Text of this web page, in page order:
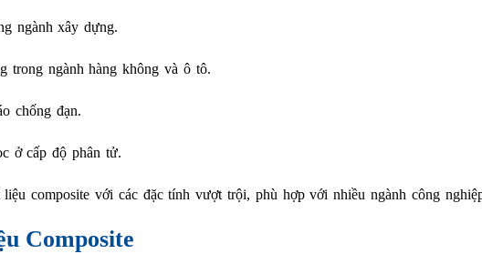
ngành xây dựng.
trong ngành hàng không và ô tô.
chống đạn.
ở cấp độ phân tử.
composite với các đặc tính vượt trội, phù hợp với nhiều ngành công
Composite